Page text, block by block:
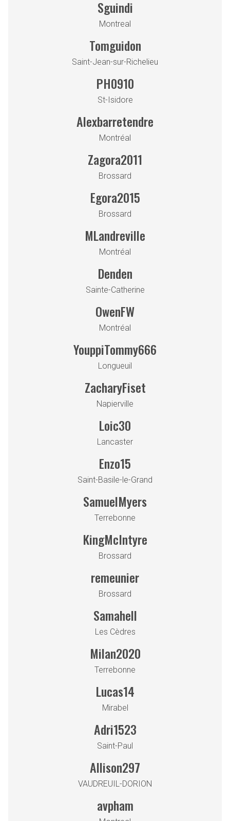
Sguindi
Montreal
Tomguidon
Saint-Jean-sur-Richelieu
PH0910
St-Isidore
Alexbarretendre
Montréal
Zagora2011
Brossard
Egora2015
Brossard
MLandreville
Montréal
Denden
Sainte-Catherine
OwenFW
Montréal
YouppiTommy666
Longueuil
ZacharyFiset
Napierville
Loic30
Lancaster
Enzo15
Saint-Basile-le-Grand
SamuelMyers
Terrebonne
KingMcIntyre
Brossard
remeunier
Brossard
Samahell
Les Cèdres
Milan2020
Terrebonne
Lucas14
Mirabel
Adri1523
Saint-Paul
Allison297
VAUDREUIL-DORION
avpham